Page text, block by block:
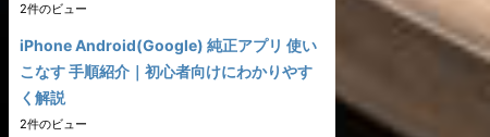
2件のビュー
iPhone Android(Google) 純正アプリ 使い
こなす 手順紹介｜初心者向けにわかりやす
く解説
2件のビュー